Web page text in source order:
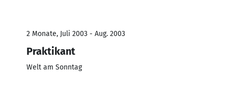
2 Monate, Juli 2003 - Aug. 2003
Praktikant
Welt am Sonntag